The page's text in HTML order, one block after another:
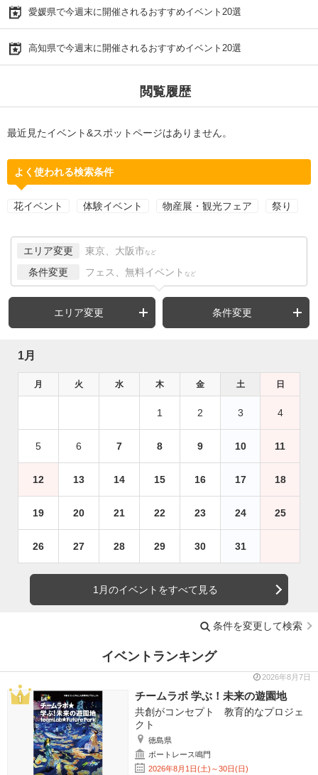
愛媛県で今週末に開催されるおすすめイベント20選
高知県で今週末に開催されるおすすめイベント20選
閲覧履歴
最近見たイベント&スポットページはありません。
よく使われる検索条件
花イベント 体験イベント 物産展・観光フェア 祭り
エリア変更 東京、大阪市 など
条件変更 フェス、無料イベント など
エリア変更 条件変更
1月
月 火 水 木 金 土 日
1 2 3 4
5 6 7 8 9 10 11
12 13 14 15 16 17 18
19 20 21 22 23 24 25
26 27 28 29 30 31
1月のイベントをすべて見る
条件を変更して検索
イベントランキング
2026年8月7日
チームラボ 学ぶ！未来の遊園地
共創がコンセプト 教育的なプロジェ
クト
徳島県
ボートレース鳴門
2026年8月1日(土)～30日(日)